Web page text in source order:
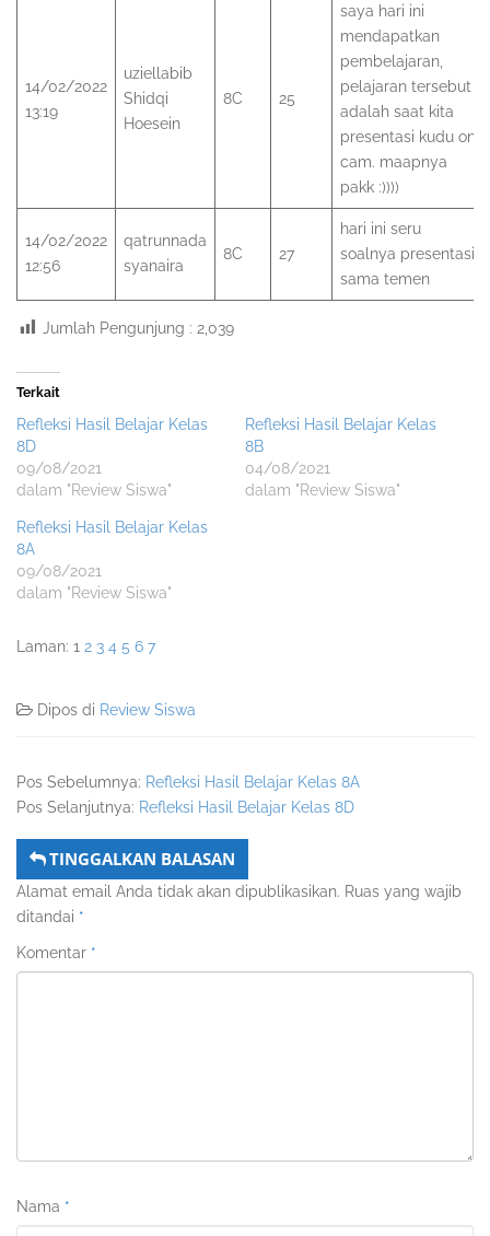
14/02/2022
13:19
uziellabib
Shidqi
Hoesein
8C 25
saya hari ini
mendapatkan
pembelajaran,
pelajaran tersebut
adalah saat kita
presentasi kudu on
cam. maapnya
pakk :))))
14/02/2022
12:56
qatrunnada
syanaira
8C 27
hari ini seru
soalnya presentasi
sama temen
Jumlah Pengunjung : 2,039
Terkait
Refleksi Hasil Belajar Kelas
8D
09/08/2021
dalam "Review Siswa"
Refleksi Hasil Belajar Kelas
8B
04/08/2021
dalam "Review Siswa"
Refleksi Hasil Belajar Kelas
8A
09/08/2021
dalam "Review Siswa"
Laman: 1 2 3 4 5 6 7
Dipos di Review Siswa
Pos Sebelumnya: Refleksi Hasil Belajar Kelas 8A
Pos Selanjutnya: Refleksi Hasil Belajar Kelas 8D
TINGGALKAN BALASAN
Alamat email Anda tidak akan dipublikasikan. Ruas yang wajib
ditandai *
Komentar *
Nama *